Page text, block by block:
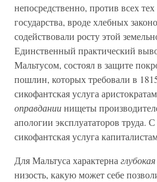
непосредственно, против всех
государства, вроде хлебных
содействовали росту этой
Единственный практический
Мальтусом, состоял в защите
пошлин, которых требовали в
сикофантская услуга
оправданиинищеты
апологии эксплуататоров труда.
сикофантская услуга
Для Мальтуса характерна
низость, какую может себе